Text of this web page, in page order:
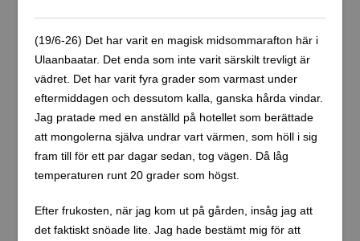
(19/6-26) Det har varit en magisk midsommarafton här i
Ulaanbaatar. Det enda som inte varit särskilt trevligt är
vädret. Det har varit fyra grader som varmast under
eftermiddagen och dessutom kalla, ganska hårda vindar.
Jag pratade med en anställd på hotellet som berättade
att mongolerna själva undrar vart värmen, som höll i sig
fram till för ett par dagar sedan, tog vägen. Då låg
temperaturen runt 20 grader som högst.
Efter frukosten, när jag kom ut på gården, insåg jag att
det faktiskt snöade lite. Jag hade bestämt mig för att